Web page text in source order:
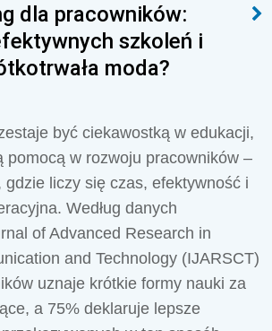
dla pracowników:
szkoleń i
moda?
być ciekawostką w edukacji,
pomocą w rozwoju pracowników –
gdzie liczy się czas, efektywność i
Według danych
of Advanced Research in
and Technology (IJARSCT)
uznaje krótkie formy nauki za
a 75% deklaruje lepsze